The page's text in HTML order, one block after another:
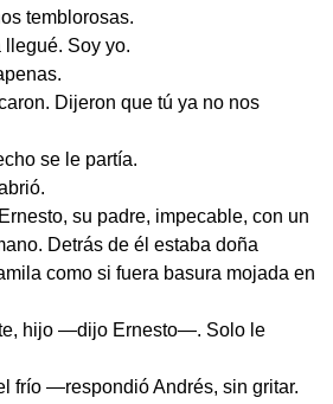
temblorosas.
Soy yo.
Dijeron que tú ya no nos
se le partía.
su padre, impecable, con un
Detrás de él estaba doña
como si fuera basura mojada en
hijo —dijo Ernesto—. Solo le
frío —respondió Andrés, sin gritar.